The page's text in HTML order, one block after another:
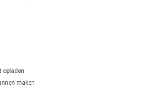
opladen
maken